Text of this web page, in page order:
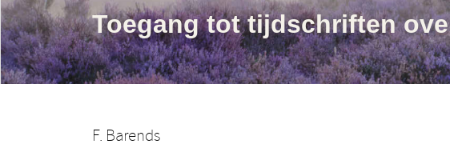
Toegang tot tijdschriften
F. Barends